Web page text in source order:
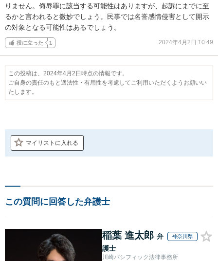
りません。侮辱罪に該当する可能性はありますが、起訴にまでに至
るかと言われると微妙でしょう。民事では名誉感情侵害として開示
の対象となる可能性はあるでしょう。
役に立った 1 2024年4月2日 10:49
この投稿は、2024年4月2日時点の情報です。
ご自身の責任のもと適法性・有用性を考慮してご利用いただくようお願いい
たします。
マイリストに入れる
この質問に回答した弁護士
稲葉 進太郎 弁
護士
神奈川県
川崎パシフィック法律事務所